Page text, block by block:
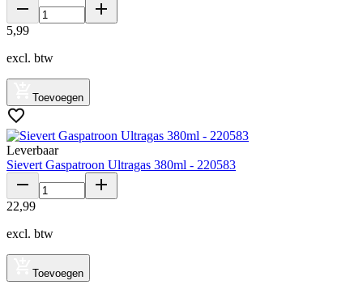
5,99
excl. btw
Toevoegen
Leverbaar
Sievert Gaspatroon Ultragas 380ml - 220583
22,99
excl. btw
Toevoegen